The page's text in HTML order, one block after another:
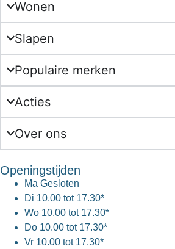
Wonen
Slapen
Populaire merken
Acties
Over ons
Openingstijden
Ma Gesloten
Di 10.00 tot 17.30*
Wo 10.00 tot 17.30*
Do 10.00 tot 17.30*
Vr 10.00 tot 17.30*